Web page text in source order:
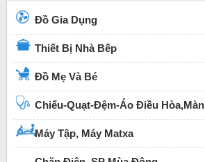
Đồ Gia Dụng
Thiết Bị Nhà Bếp
Đồ Mẹ Và Bé
Chiếu-Quạt-Đệm-Áo Điều Hòa,Màn
Máy Tập, Máy Matxa